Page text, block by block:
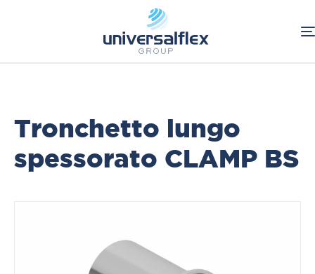
Raccordi CLAMP BS
Tronchetto lungo
spessorato CLAMP BS